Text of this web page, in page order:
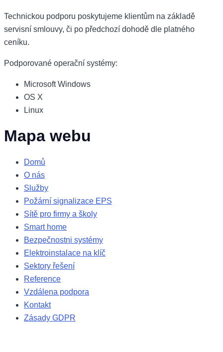
Technickou podporu poskytujeme klientům na základě
servisní smlouvy, či po předchozí dohodě dle platného
ceníku.
Podporované operační systémy:
Microsoft Windows
OS X
Linux
Mapa webu
Domů
O nás
Služby
Požární signalizace EPS
Sítě pro firmy a školy
Smart home
Bezpečnostni systémy
Elektroinstalace na klíč
Sektory řešení
Reference
Vzdálena podpora
Kontakt
Zásady GDPR